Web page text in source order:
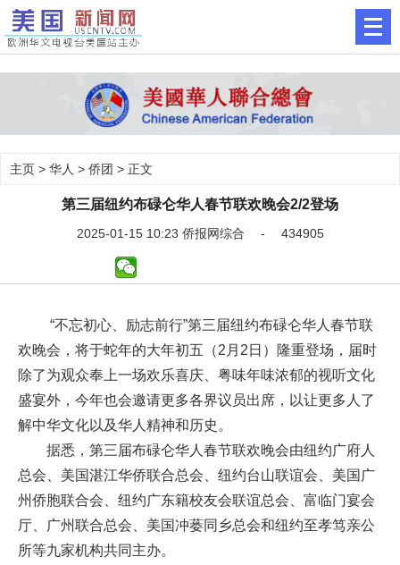
主页 > 华人 > 侨团 > 正文
第三届纽约布碌仑华人春节联欢晚会2/2登场
2025-01-15 10:23 侨报网综合 - 434905
“不忘初心、励志前行”第三届纽约布碌仑华人春节联
欢晚会，将于蛇年的大年初五（2月2日）隆重登场，届时
除了为观众奉上一场欢乐喜庆、粤味年味浓郁的视听文化
盛宴外，今年也会邀请更多各界议员出席，以让更多人了
解中华文化以及华人精神和历史。
据悉，第三届布碌仑华人春节联欢晚会由纽约广府人
总会、美国湛江华侨联合总会、纽约台山联谊会、美国广
州侨胞联合会、纽约广东籍校友会联谊总会、富临门宴会
厅、广州联合总会、美国冲蒌同乡总会和纽约至孝笃亲公
所等九家机构共同主办。